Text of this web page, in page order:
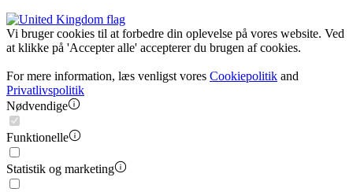
Vi bruger cookies til at forbedre din oplevelse på vores website. Ved
at klikke på 'Accepter alle' accepterer du brugen af cookies.
For mere information, læs venligst vores Cookiepolitik and
Privatlivspolitik
Nødvendige
Funktionelle
Statistik og marketing